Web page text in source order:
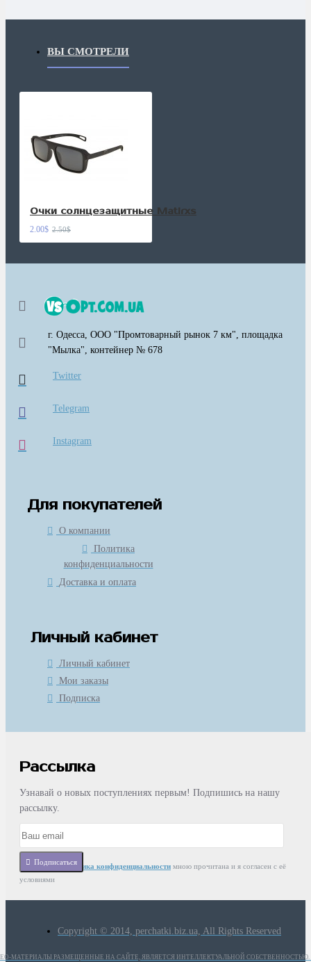
ВЫ СМОТРЕЛИ
Очки солнцезащитные Matlrxs
2.00$ 2.50$
г. Одесса, ООО "Промтоварный рынок 7 км", площадка
"Мылка", контейнер № 678
Twitter
Telegram
Instagram
Для покупателей
О компании
Политика
конфиденциальности
Доставка и оплата
Личный кабинет
Личный кабинет
Мои заказы
Подписка
Рассылка
Узнавай о новых поступлениях первым! Подпишись на нашу
рассылку.
Подписаться
СтатьяПолитика конфиденциальности мною прочитана и я согласен с её
условиями
Copyright © 2014, perchatki.biz.ua, All Rights Reserved
МАТЕРИАЛЫ РАЗМЕЩЕННЫЕ НА САЙТЕ, ЯВЛЯЕТСЯ ИНТЕЛЛЕКТУАЛЬНОЙ